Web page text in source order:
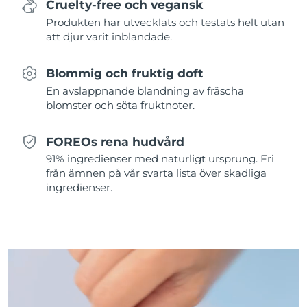
Cruelty-free och vegansk
Produkten har utvecklats och testats helt utan
att djur varit inblandade.
Blommig och fruktig doft
En avslappnande blandning av fräscha
blomster och söta fruktnoter.
FOREOs rena hudvård
91% ingredienser med naturligt ursprung. Fri
från ämnen på vår svarta lista över skadliga
ingredienser.
Portugal
Förväntad leverans
Qatar Förväntad leverans10/08/2026
Rumänien
Förväntad leverans
09/08/2026
Singapore Förväntad leverans11/08/2026
Förväntad leverans